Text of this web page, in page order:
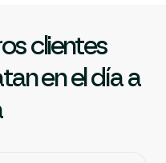
clientes
en el día a